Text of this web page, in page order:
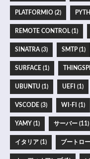
PLATFORMIO (2)
REMOTE CONTROL (1)
SINATRA (3) SMTP (1)
SURFACE (1)
UBUNTU (1) UEFI (1)
VSCODE (3) WI-FI (1)
YAMY (1) サーバー (11)
イタリア (1) ブートロ